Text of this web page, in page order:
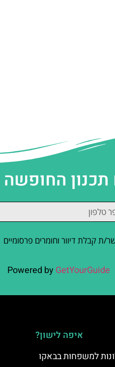
ת קבלת דיוור וחומרים פרסומיים
Powered by GetYourGuide
איפה לישון?
למשפחות בבאקו